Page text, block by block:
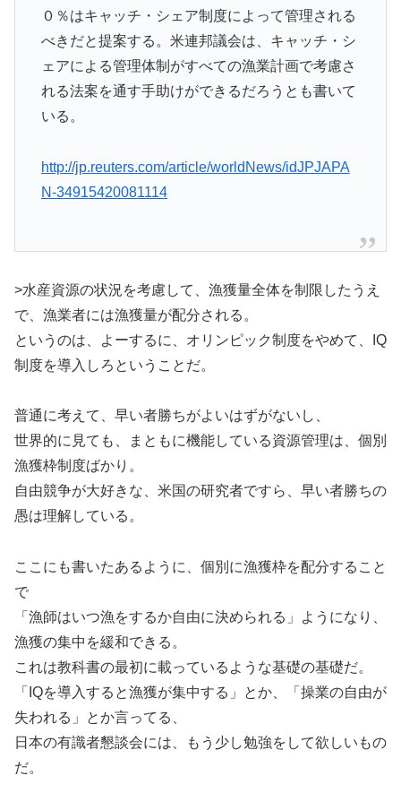
０％はキャッチ・シェア制度によって管理される
べきだと提案する。米連邦議会は、キャッチ・シ
ェアによる管理体制がすべての漁業計画で考慮さ
れる法案を通す手助けができるだろうとも書いて
いる。
http://jp.reuters.com/article/worldNews/idJPJAPA
N-34915420081114
>水産資源の状況を考慮して、漁獲量全体を制限したうえ
で、漁業者には漁獲量が配分される。
というのは、よーするに、オリンピック制度をやめて、IQ
制度を導入しろということだ。
普通に考えて、早い者勝ちがよいはずがないし、
世界的に見ても、まともに機能している資源管理は、個別
漁獲枠制度ばかり。
自由競争が大好きな、米国の研究者ですら、早い者勝ちの
愚は理解している。
ここにも書いたあるように、個別に漁獲枠を配分すること
で
「漁師はいつ漁をするか自由に決められる」ようになり、
漁獲の集中を緩和できる。
これは教科書の最初に載っているような基礎の基礎だ。
「IQを導入すると漁獲が集中する」とか、「操業の自由が
失われる」とか言ってる、
日本の有識者懇談会には、もう少し勉強をして欲しいもの
だ。